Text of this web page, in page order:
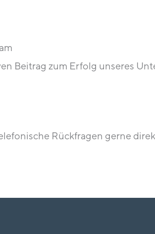
Beitrag zum Erfolg unseres
Rückfragen gerne